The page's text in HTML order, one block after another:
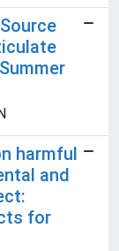
harmful
and
for